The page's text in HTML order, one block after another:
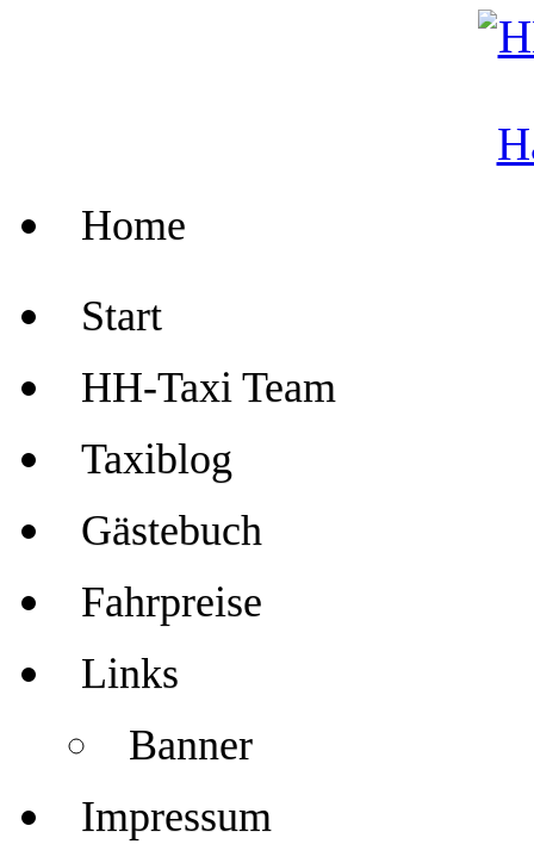
Home
Start
HH-Taxi Team
Taxiblog
Gästebuch
Fahrpreise
Links
Banner
Impressum